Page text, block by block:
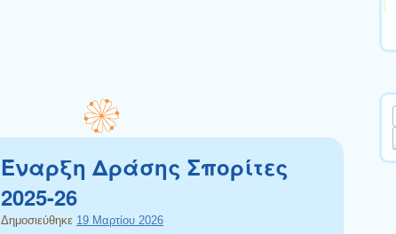
Έναρξη Δράσης Σπορίτες
2025-26
Δημοσιεύθηκε 19 Μαρτίου 2026